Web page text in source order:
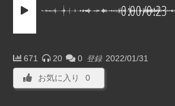
0:00/0:23
671 20 0 登録 2022/01/31
お気に入り 0